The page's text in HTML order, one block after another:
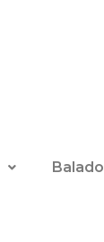
Balado